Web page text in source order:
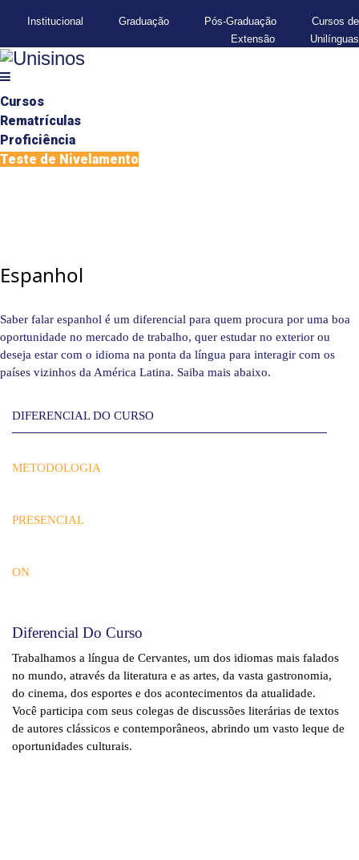
Institucional Graduação Pós-Graduação
Cursos de
Extensão
Unilínguas
Cursos
Rematrículas
Proficiência
Teste de Nivelamento
Espanhol
Saber falar espanhol é um diferencial para quem procura por uma boa
oportunidade no mercado de trabalho, quer estudar no exterior ou
deseja estar com o idioma na ponta da língua para interagir com os
países vizinhos da América Latina. Saiba mais abaixo.
DIFERENCIAL DO CURSO
METODOLOGIA
PRESENCIAL
ON
Diferencial Do Curso
Trabalhamos a língua de Cervantes, um dos idiomas mais falados
no mundo, através da literatura e as artes, da vasta gastronomia,
do cinema, dos esportes e dos acontecimentos da atualidade.
Você participa com seus colegas de discussões literárias de textos
de autores clássicos e contemporâneos, abrindo um vasto leque de
oportunidades culturais.